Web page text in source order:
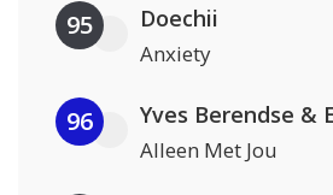
95 Doechii
Anxiety
96 Yves Berendse &
Alleen Met Jou